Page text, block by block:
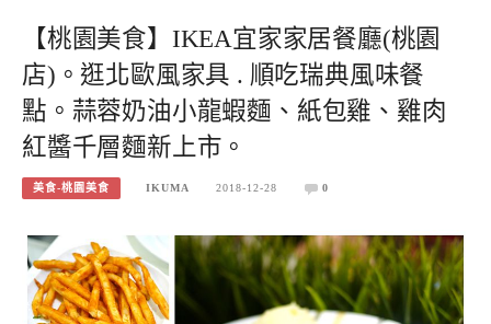
【桃園美食】IKEA宜家家居餐廳(桃園
店)。逛北歐風家具 . 順吃瑞典風味餐
點。蒜蓉奶油小龍蝦麵、紙包雞、雞肉
紅醬千層麵新上市。
美食-桃園美食 IKUMA 2018-12-28 0